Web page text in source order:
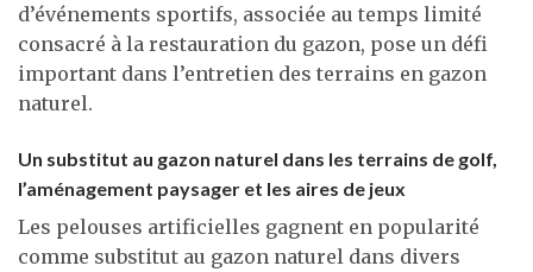
d’événements sportifs, associée au temps limité
consacré à la restauration du gazon, pose un défi
important dans l’entretien des terrains en gazon
naturel.
Un substitut au gazon naturel dans les terrains de golf,
l’aménagement paysager et les aires de jeux
Les pelouses artificielles gagnent en popularité
comme substitut au gazon naturel dans divers